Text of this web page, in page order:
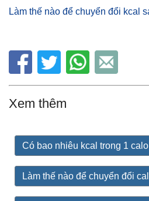
Làm thế nào để chuyển đổi kcal
Xem thêm
Có bao nhiêu kcal trong 1 calo
Làm thế nào để chuyển đổi